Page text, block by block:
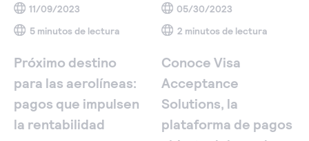
Próximo destino
para las aerolíneas:
pagos que impulsen
la rentabilidad
11/09/2023
5 minutos de lectura
Conoce Visa
Acceptance
Solutions, la
plataforma de pagos
05/30/2023
2 minutos de lectura